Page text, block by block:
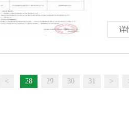
详
< 28 29 30 31 >